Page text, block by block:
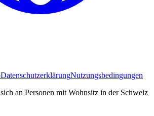
DatenschutzerklärungNutzungsbedingungen
an Personen mit Wohnsitz in der Schweiz